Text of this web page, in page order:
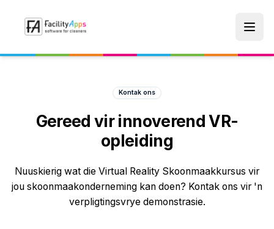
Kontak ons
Gereed vir innoverend VR-
opleiding
Nuuskierig wat die Virtual Reality Skoonmaakkursus vir
jou skoonmaakonderneming kan doen? Kontak ons vir 'n
verpligtingsvrye demonstrasie.